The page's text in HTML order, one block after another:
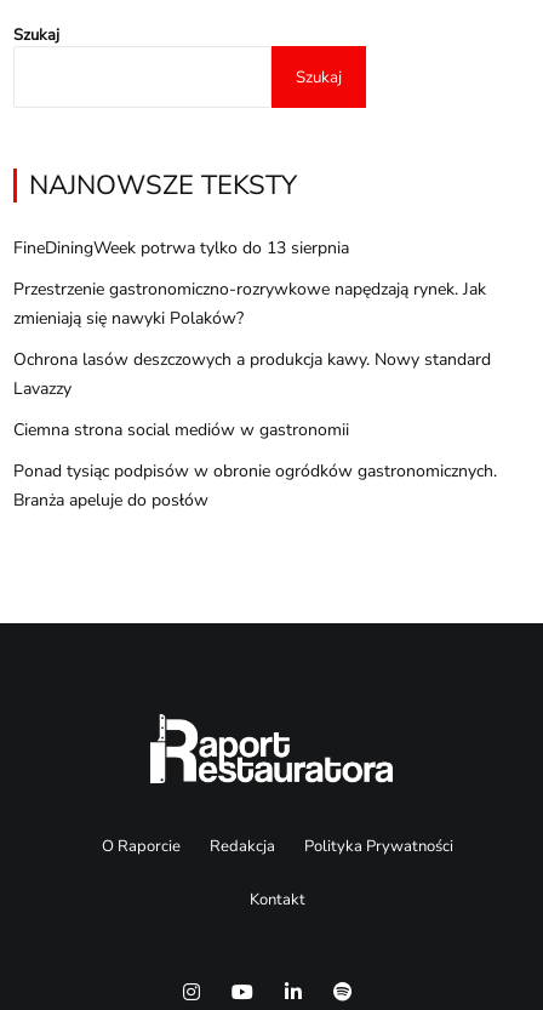
Szukaj
Szukaj
NAJNOWSZE TEKSTY
FineDiningWeek potrwa tylko do 13 sierpnia
Przestrzenie gastronomiczno-rozrywkowe napędzają rynek. Jak
zmieniają się nawyki Polaków?
Ochrona lasów deszczowych a produkcja kawy. Nowy standard
Lavazzy
Ciemna strona social mediów w gastronomii
Ponad tysiąc podpisów w obronie ogródków gastronomicznych.
Branża apeluje do posłów
O Raporcie Redakcja Polityka Prywatności
Kontakt